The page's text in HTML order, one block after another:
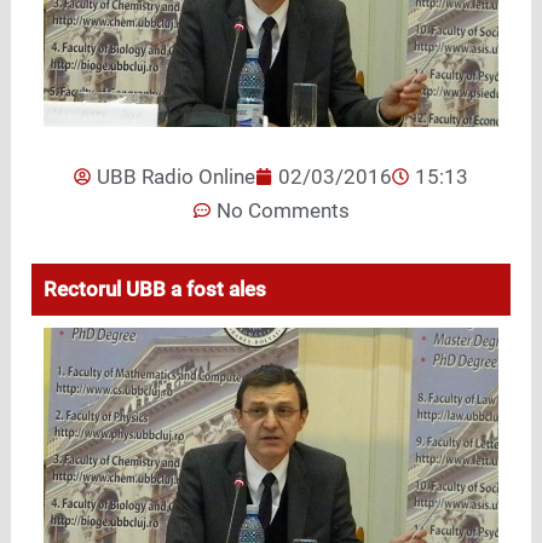
UBB Radio Online 02/03/2016
15:13
No Comments
Rectorul UBB a fost ales